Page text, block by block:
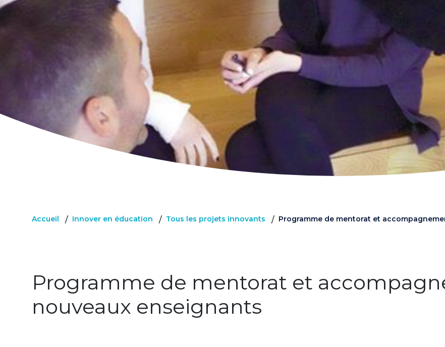
Accueil / Innover en éducation / Tous les projets innovants / Programme de mentorat et
Programme de mentorat et
nouveaux enseignants